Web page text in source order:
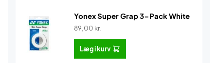
Yonex Super Grap 3-Pack White
89,00 kr.
Læg i kurv